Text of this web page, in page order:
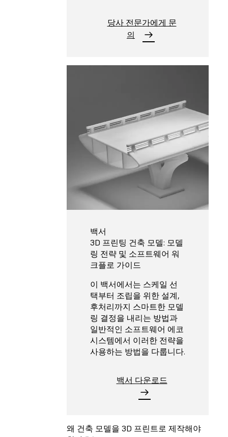
당사 전문가에게 문
의
백서
3D 프린팅 건축 모델: 모델
링 전략 및 소프트웨어 워
크플로 가이드
이 백서에서는 스케일 선
택부터 조립을 위한 설계,
후처리까지 스마트한 모델
링 결정을 내리는 방법과
일반적인 소프트웨어 에코
시스템에서 이러한 전략을
사용하는 방법을 다룹니다.
백서 다운로드
왜 건축 모델을 3D 프린트로 제작해야